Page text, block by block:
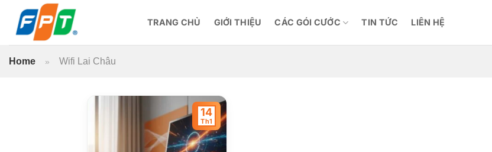
TRANG CHỦ GIỚI THIỆU CÁC GÓI CƯỚC TIN TỨC LIÊN HỆ
Home » Wifi Lai Châu
14
Th1